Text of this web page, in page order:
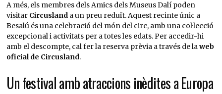
A més, els membres dels Amics dels Museus Dalí poden
visitar Circuslanda un preu reduït. Aquest recinte únic a
Besalú és una celebració del món del circ, amb una col·lecció
excepcional i activitats per a totes les edats. Per accedir-hi
amb el descompte, cal fer la reserva prèvia a través de laweb
oficial de Circusland.
Un festival amb atraccions inèdites a Europa